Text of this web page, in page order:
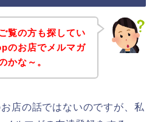
覧の方も探してい
のお店でメルマガ
かな～。
店の話ではないのですが、私